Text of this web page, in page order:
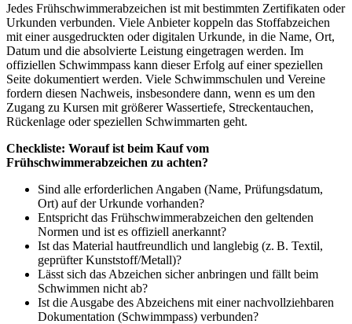
Jedes Frühschwimmerabzeichen ist mit bestimmten Zertifikaten oder
Urkunden verbunden. Viele Anbieter koppeln das Stoffabzeichen
mit einer ausgedruckten oder digitalen Urkunde, in die Name, Ort,
Datum und die absolvierte Leistung eingetragen werden. Im
offiziellen Schwimmpass kann dieser Erfolg auf einer speziellen
Seite dokumentiert werden. Viele Schwimmschulen und Vereine
fordern diesen Nachweis, insbesondere dann, wenn es um den
Zugang zu Kursen mit größerer Wassertiefe, Streckentauchen,
Rückenlage oder speziellen Schwimmarten geht.
Checkliste: Worauf ist beim Kauf vom
Frühschwimmerabzeichen zu achten?
Sind alle erforderlichen Angaben (Name, Prüfungsdatum,
Ort) auf der Urkunde vorhanden?
Entspricht das Frühschwimmerabzeichen den geltenden
Normen und ist es offiziell anerkannt?
Ist das Material hautfreundlich und langlebig (z. B. Textil,
geprüfter Kunststoff/Metall)?
Lässt sich das Abzeichen sicher anbringen und fällt beim
Schwimmen nicht ab?
Ist die Ausgabe des Abzeichens mit einer nachvollziehbaren
Dokumentation (Schwimmpass) verbunden?